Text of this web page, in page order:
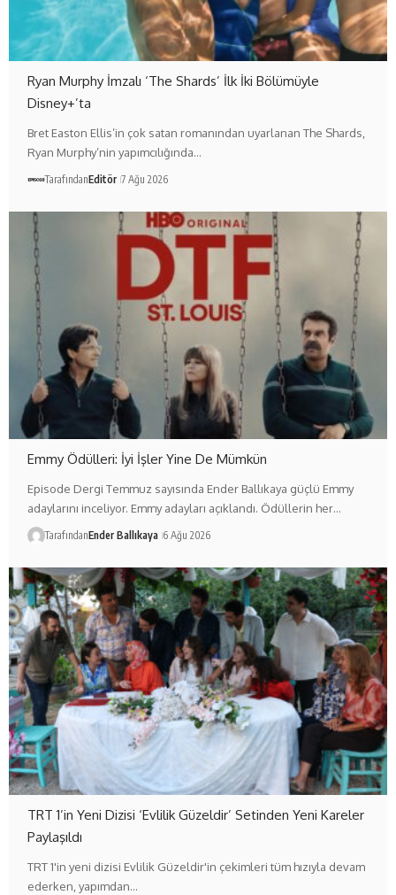
Ryan Murphy İmzalı ‘The Shards’ İlk İki Bölümüyle
Disney+’ta
Bret Easton Ellis’in çok satan romanından uyarlanan The Shards,
Ryan Murphy’nin yapımcılığında…
TarafındanEditör 7 Ağu 2026
Emmy Ödülleri: İyi İşler Yine De Mümkün
Episode Dergi Temmuz sayısında Ender Ballıkaya güçlü Emmy
adaylarını inceliyor. Emmy adayları açıklandı. Ödüllerin her…
TarafındanEnder Ballıkaya 6 Ağu 2026
TRT 1’in Yeni Dizisi ‘Evlilik Güzeldir’ Setinden Yeni Kareler
Paylaşıldı
TRT 1'in yeni dizisi Evlilik Güzeldir'in çekimleri tüm hızıyla devam
ederken, yapımdan…